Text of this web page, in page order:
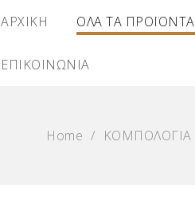
ΑΡΧΙΚΗ ΟΛΑ ΤΑ ΠΡΟΪΟΝΤΑ
ΕΠΙΚΟΙΝΩΝΙΑ
Home / ΚΟΜΠΟΛΟΓΙΑ